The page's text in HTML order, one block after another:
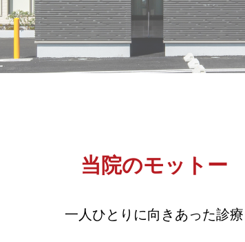
当院のモットー
一人ひとりに向きあった診療